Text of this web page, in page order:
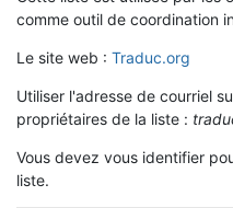
comme outil de coordination
Le site web : Traduc.org
Utiliser l'adresse de courriel
propriétaires de la liste :
Vous devez vous identifier
liste.